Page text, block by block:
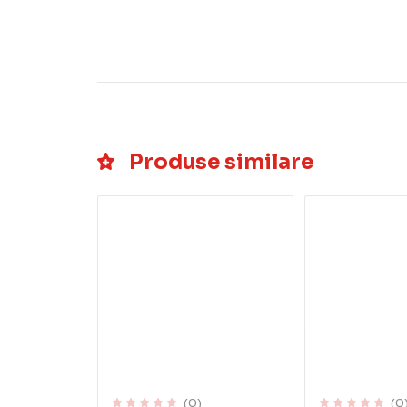
Produse similare
(0) (0)